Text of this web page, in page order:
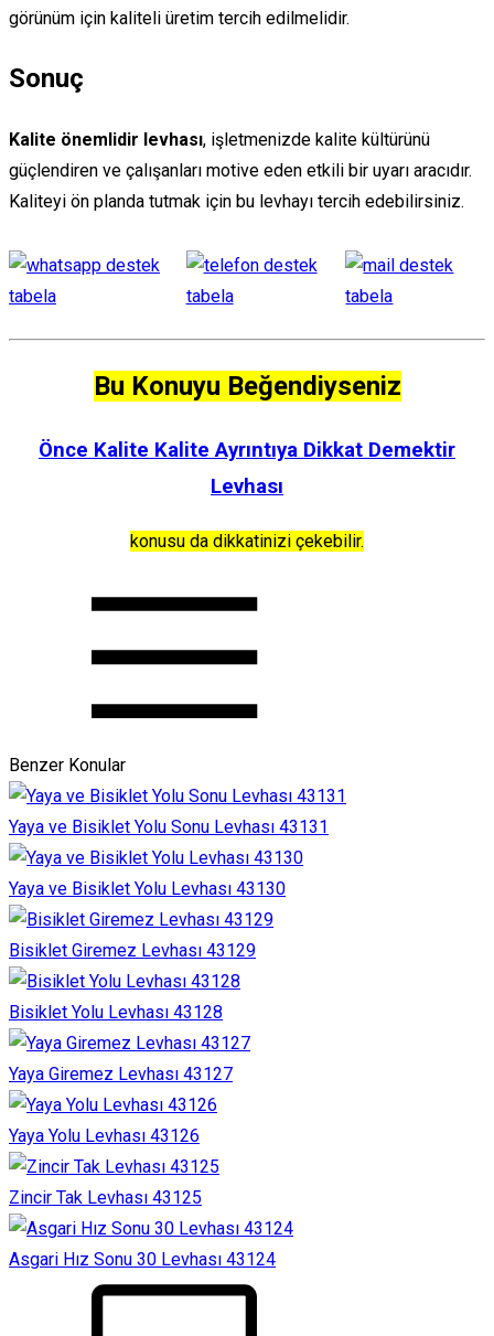
görünüm için kaliteli üretim tercih edilmelidir.
Sonuç
Kalite önemlidir levhası, işletmenizde kalite kültürünü
güçlendiren ve çalışanları motive eden etkili bir uyarı aracıdır.
Kaliteyi ön planda tutmak için bu levhayı tercih edebilirsiniz.
Bu Konuyu Beğendiyseniz
Önce Kalite Kalite Ayrıntıya Dikkat Demektir
Levhası
konusu da dikkatinizi çekebilir.
Benzer Konular
Yaya ve Bisiklet Yolu Sonu Levhası 43131
Yaya ve Bisiklet Yolu Levhası 43130
Bisiklet Giremez Levhası 43129
Bisiklet Yolu Levhası 43128
Yaya Giremez Levhası 43127
Yaya Yolu Levhası 43126
Zincir Tak Levhası 43125
Asgari Hız Sonu 30 Levhası 43124